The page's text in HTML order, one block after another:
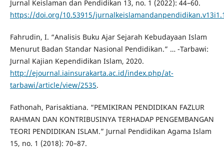
Jurnal Keislaman dan Pendidikan 13, no. 1 (2022): 44–60.
https://doi.org/10.53915/
Fahrudin, I. “Analisis Buku Ajar Sejarah Kebudayaan Islam
Menurut Badan Standar Nasional Pendidikan.” … -Tarbawi:
Jurnal Kajian Kependidikan Islam, 2020.
http://ejournal.iainsurakarta.ac.id/index.php/at-
tarbawi/article/view/2535.
Fathonah, Parisaktiana. “PEMIKIRAN PENDIDIKAN FAZLUR
RAHMAN DAN KONTRIBUSINYA TERHADAP PENGEMBANGAN
TEORI PENDIDIKAN ISLAM.” Jurnal Pendidikan Agama Islam
15, no. 1 (2018): 70–87.